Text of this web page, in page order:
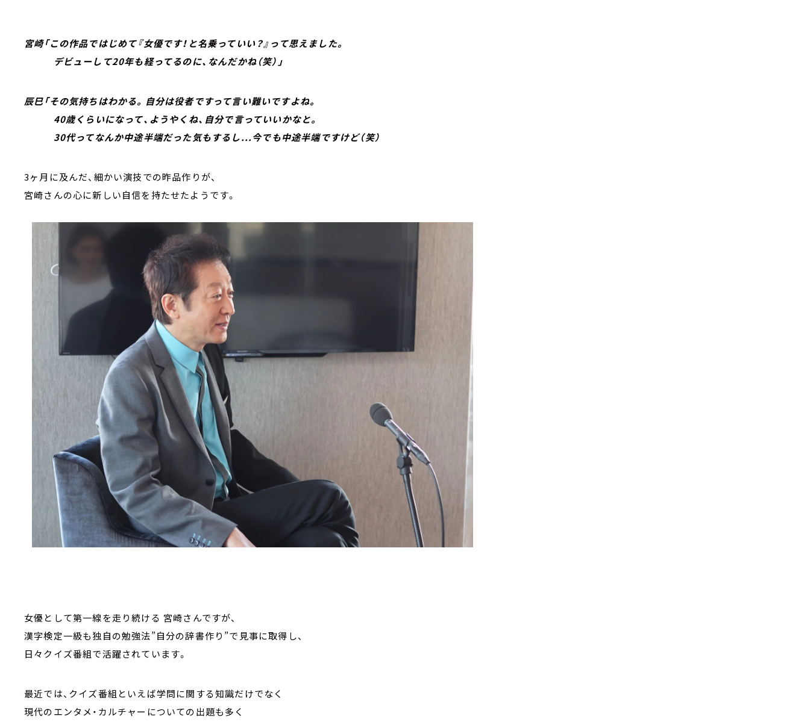
宮崎「この作品ではじめて『女優です！と名乗っていい？』って思えました。
デビューして20年も経ってるのに、なんだかね（笑）」
辰巳「その気持ちはわかる。自分は役者ですって言い難いですよね。
40歳くらいになって、ようやくね、自分で言っていいかなと。
30代ってなんか中途半端だった気もするし...今でも中途半端ですけど（笑）
3ヶ月に及んだ、細かい演技での昨品作りが、
宮崎さんの心に新しい自信を持たせたようです。
女優として第一線を走り続ける 宮崎さんですが、
漢字検定一級も独自の勉強法”自分の辞書作り”で見事に取得し、
日々クイズ番組で活躍されています。
最近では、クイズ番組といえば学問に関する知識だけでなく
現代のエンタメ・カルチャーについての出題も多く